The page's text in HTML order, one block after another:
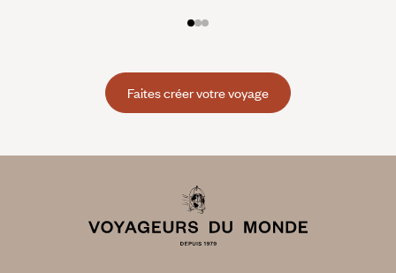
Faites créer votre voyage